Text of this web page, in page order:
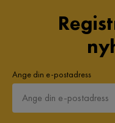
Ange din e-postadress